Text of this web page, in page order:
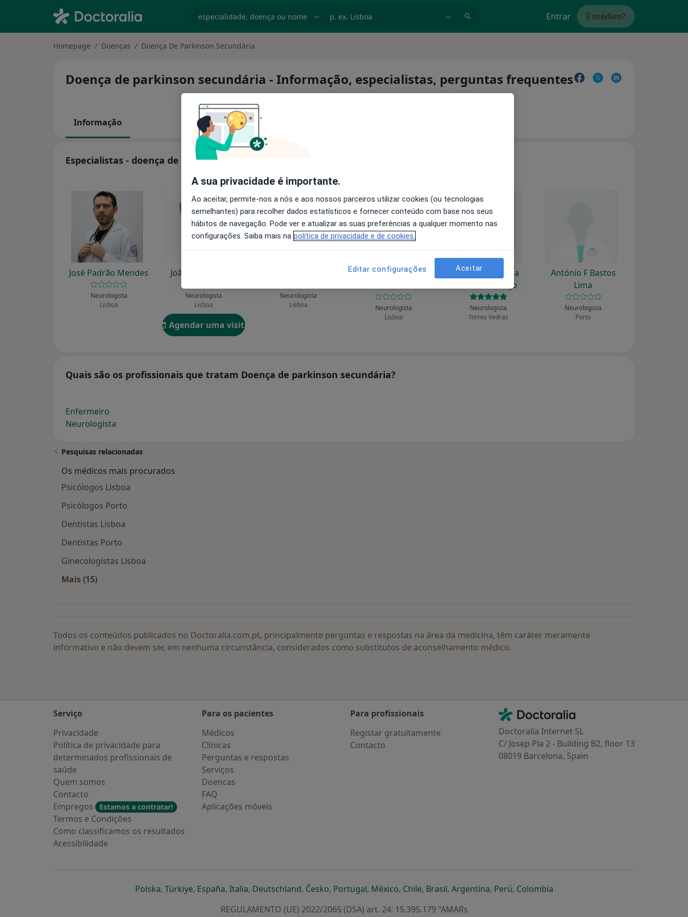
Entrar É médico?
Homepage Doenças Doença De Parkinson Secundária
Doença de parkinson secundária - Informação, especialistas, perguntas frequentes
Informação
Especialistas - doença de parkinson secundária
José Padrão Mendes
Neurologista
Lisboa
João Pedro Peres
Neurologista
Lisboa
Agendar uma visita
Neurologista
Lisboa
Alice Levy M
Neurologista
Lisboa
António Correia
Martins Araújo
Neurologista
Torres Vedras
António F Bastos
Lima
Neurologista
Porto
Quais são os profissionais que tratam Doença de parkinson secundária?
Enfermeiro
Neurologista
Pesquisas relacionadas
Os médicos mais procurados
Psicólogos Lisboa
Psicólogos Porto
Dentistas Lisboa
Dentistas Porto
Ginecologistas Lisboa
Mais (15)
Todos os conteúdos publicados no Doctoralia.com.pt, principalmente perguntas e respostas na área da medicina, têm caráter meramente
informativo e não devem ser, em nenhuma circunstância, considerados como substitutos de aconselhamento médico.
Serviço
Privacidade
Política de privacidade para
determinados profissionais de
saúde
Quem somos
Contacto
Empregos
Estamos a contratar!
Termos e Condições
Como classificamos os resultados
Acessibilidade
Para os pacientes
Médicos
Clínicas
Perguntas e respostas
Serviços
Doencas
FAQ
Aplicações móveis
Para profissionais
Registar gratuitamente
Contacto
Contacto
Doctoralia - Homepage
Doctoralia Internet SL
C/ Josep Pla 2 - Building B2, floor 13
08019 Barcelona, Spain
Polskaabre num novo separador
, Türkiyeabre num novo separador
, Españaabre num novo separador
, Italiaabre num novo separador
, Deutschlandabre num novo separador
, Českoabre num novo separador
, Portugalabre num novo separador
, Méxicoabre num novo separador
, Chileabre num novo separador
, Brasilabre num novo separador
, Argentinaabre num novo separador
, Perúabre num novo separador
, Colombiaabre num novo separador
REGULAMENTO (UE) 2022/2065 (DSA) art. 24: 15.395.179 “AMARs
A sua privacidade é importante.
Ao aceitar, permite-nos a nós e aos nossos parceiros utilizar cookies (ou tecnologias
semelhantes) para recolher dados estatísticos e fornecer conteúdo com base nos seus
hábitos de navegação. Pode ver e atualizar as suas preferências a qualquer momento nas
configurações. Saiba mais na política de privacidade e de cookies.
Editar configurações Aceitar